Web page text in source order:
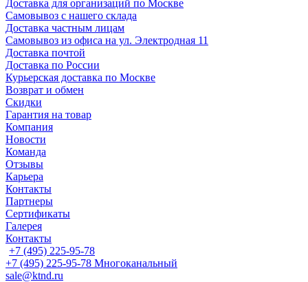
Доставка для организаций по Москве
Самовывоз с нашего склада
Доставка частным лицам
Самовывоз из офиса на ул. Электродная 11
Доставка почтой
Доставка по России
Курьерская доставка по Москве
Возврат и обмен
Скидки
Гарантия на товар
Компания
Новости
Команда
Отзывы
Карьера
Контакты
Партнеры
Сертификаты
Галерея
Контакты
+7 (495) 225-95-78
+7 (495) 225-95-78 Многоканальный
sale@ktnd.ru